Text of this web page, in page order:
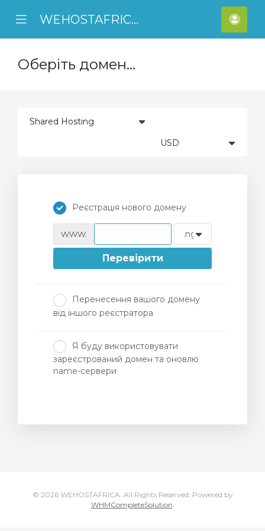
Mobile
Menu
WEHOSTAFRICA
Оберіть домен...
Реєстрація нового домену
www.
Перевірити
Перенесення вашого домену
від іншого реєстратора
Я буду використовувати
зареєстрований домен та оновлю
name-сервери
© 2026 WEHOSTAFRICA. All Rights Reserved. Powered by
WHMCompleteSolution